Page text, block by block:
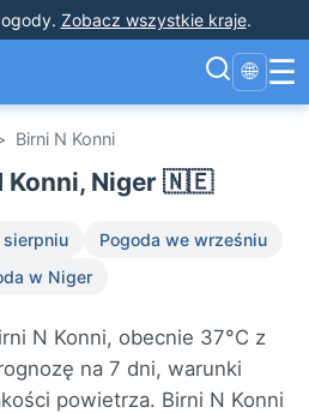
. Zobacz wszystkie kraje.
🌐 ☰
Birni N Konni
Konni, Niger 🇳🇪
sierpniu
Pogoda we wrześniu
w Niger
N Konni, obecnie 37°C z
na 7 dni, warunki
powietrza. Birni N Konni